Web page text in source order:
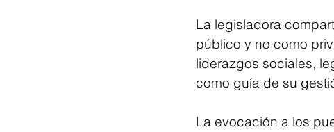
La legisladora
público y no como
liderazgos sociales,
como guía de su
La evocación a los